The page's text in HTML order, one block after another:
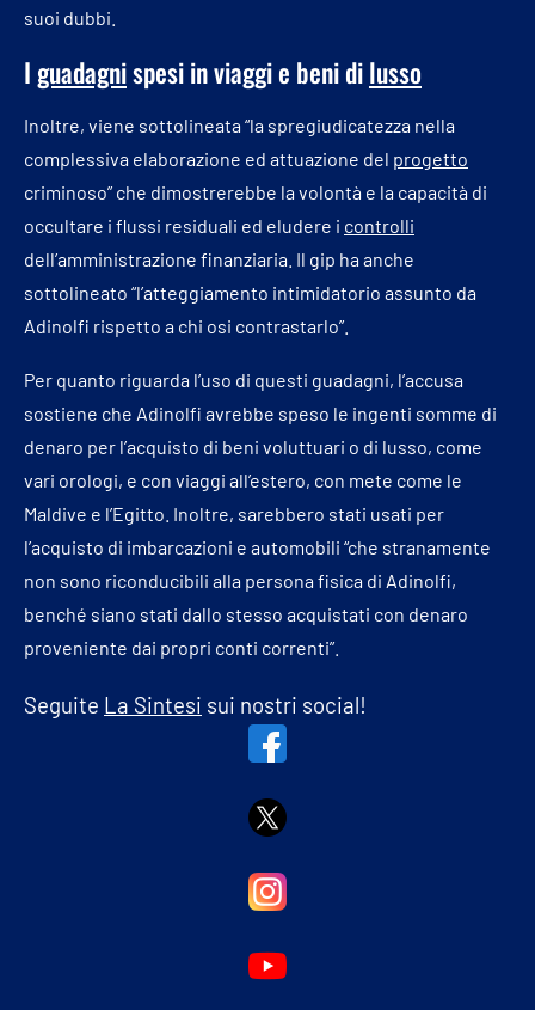
suoi dubbi.
I guadagnispesi in viaggi e beni dilusso
Inoltre, viene sottolineata “la spregiudicatezza nella
complessiva elaborazione ed attuazione del progetto
criminoso” che dimostrerebbe la volontà e la capacità di
occultare i flussi residuali ed eludere i controlli
dell’amministrazione finanziaria. Il gip ha anche
sottolineato “l’atteggiamento intimidatorio assunto da
Adinolfi rispetto a chi osi contrastarlo”.
Per quanto riguarda l’uso di questi guadagni, l’accusa
sostiene che Adinolfi avrebbe speso le ingenti somme di
denaro per l’acquisto di beni voluttuari o di lusso, come
vari orologi, e con viaggi all’estero, con mete come le
Maldive e l’Egitto. Inoltre, sarebbero stati usati per
l’acquisto di imbarcazioni e automobili “che stranamente
non sono riconducibili alla persona fisica di Adinolfi,
benché siano stati dallo stesso acquistati con denaro
proveniente dai propri conti correnti”.
Seguite La Sintesi sui nostri social!